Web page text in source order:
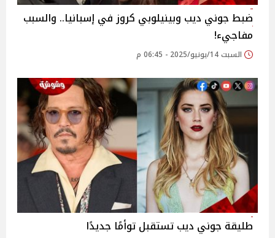
ضبط جوني ديب وبينيلوبي كروز في إسبانيا.. والسبب
مفاجيء!
السبت 14/يونيو/2025 - 06:45 م
طليقة جوني ديب تستقبل توأمًا جديدًا